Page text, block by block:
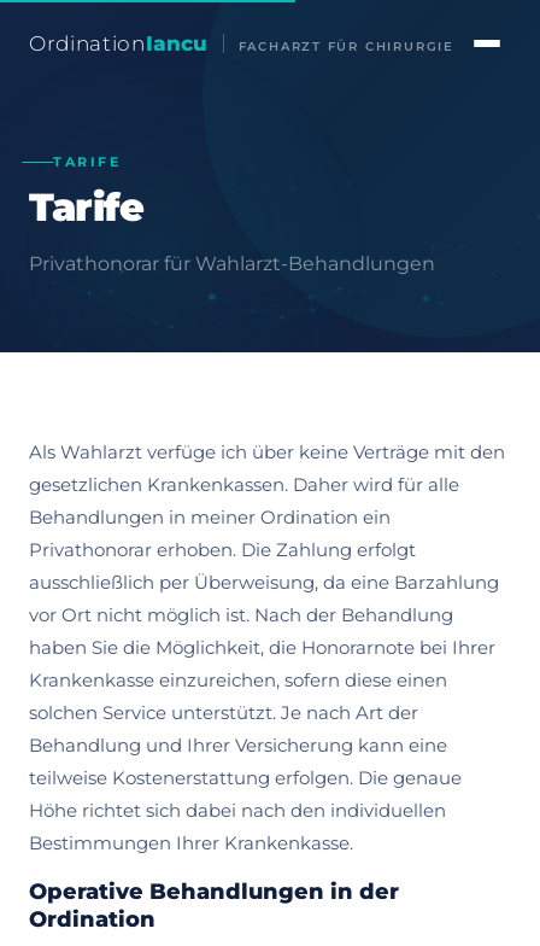
OrdinationIancu FACHARZT FÜR CHIRURGIE
TARIFE
Tarife
Privathonorar für Wahlarzt-Behandlungen
Als Wahlarzt verfüge ich über keine Verträge mit den
gesetzlichen Krankenkassen. Daher wird für alle
Behandlungen in meiner Ordination ein
Privathonorar erhoben. Die Zahlung erfolgt
ausschließlich per Überweisung, da eine Barzahlung
vor Ort nicht möglich ist. Nach der Behandlung
haben Sie die Möglichkeit, die Honorarnote bei Ihrer
Krankenkasse einzureichen, sofern diese einen
solchen Service unterstützt. Je nach Art der
Behandlung und Ihrer Versicherung kann eine
teilweise Kostenerstattung erfolgen. Die genaue
Höhe richtet sich dabei nach den individuellen
Bestimmungen Ihrer Krankenkasse.​
Operative Behandlungen in der
Ordination